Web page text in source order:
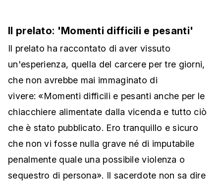
Il prelato: 'Momenti difficili e pesanti'
Il prelato ha raccontato di aver vissuto
un'esperienza, quella del carcere per tre giorni,
che non avrebbe mai immaginato di
vivere: «Momenti difficili e pesanti anche per le
chiacchiere alimentate dalla vicenda e tutto ciò
che è stato pubblicato. Ero tranquillo e sicuro
che non vi fosse nulla grave né di imputabile
penalmente quale una possibile violenza o
sequestro di persona». Il sacerdote non sa dire